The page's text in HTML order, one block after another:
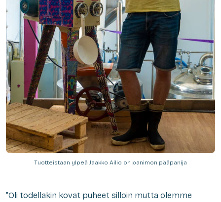
Tuotteistaan ylpeä Jaakko Ailio on panimon pääpanija
”Oli todellakin kovat puheet silloin mutta olemme